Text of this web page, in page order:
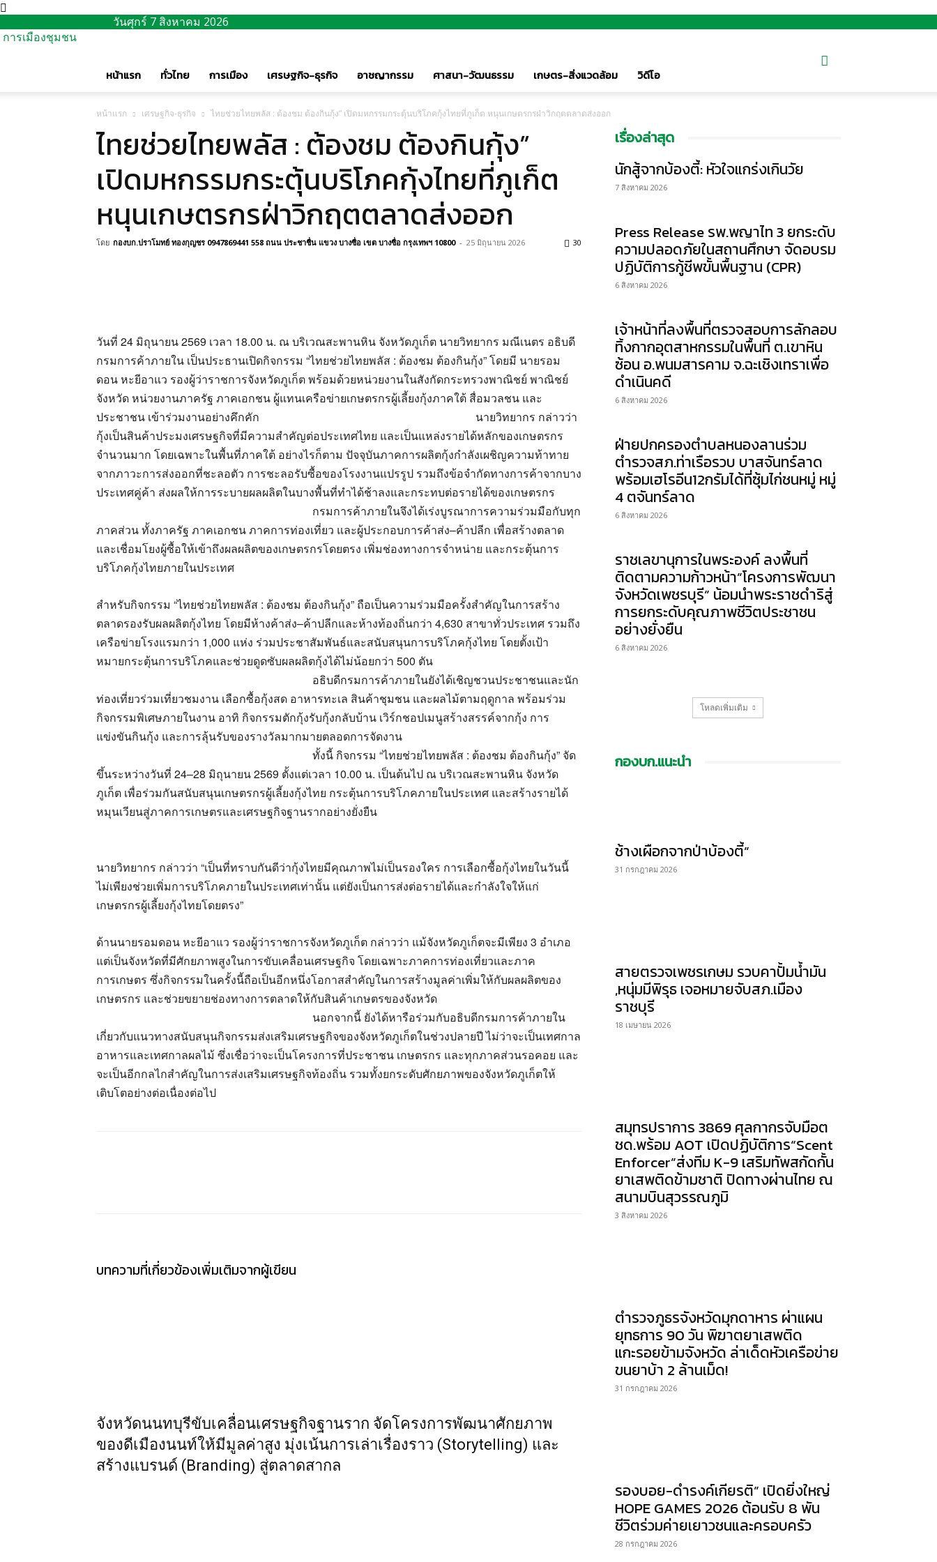
วันศุกร์ 7 สิงหาคม 2026
การเมืองชุมชน
หน้าแรก ทั่วไทย การเมือง เศรษฐกิจ-ธุรกิจ อาชญากรรม ศาสนา-วัฒนธรรม เกษตร-สิ่งแวดล้อม วิดีโอ
หน้าแรก เศรษฐกิจ-ธุรกิจ ไทยช่วยไทยพลัส : ต้องชม ต้องกินกุ้ง” เปิดมหกรรมกระตุ้นบริโภคกุ้งไทยที่ภูเก็ต หนุนเกษตรกรฝ่าวิกฤตตลาดส่งออก
ไทยช่วยไทยพลัส : ต้องชม ต้องกินกุ้ง”
เปิดมหกรรมกระตุ้นบริโภคกุ้งไทยที่ภูเก็ต
หนุนเกษตรกรฝ่าวิกฤตตลาดส่งออก
โดย กองบก.ปราโมทย์ ทองกุญชร 0947869441 558 ถนน ประชาชื่น แขวง บางซื่อ เขต บางซื่อ กรุงเทพฯ 10800 - 25 มิถุนายน 2026 30
วันที่ 24 มิถุนายน 2569 เวลา 18.00 น. ณ บริเวณสะพานหิน จังหวัดภูเก็ต นายวิทยากร มณีเนตร อธิบดี
กรมการค้าภายใน เป็นประธานเปิดกิจกรรม “ไทยช่วยไทยพลัส : ต้องชม ต้องกินกุ้ง” โดยมี นายรอม
ดอน หะยีอาแว รองผู้ว่าราชการจังหวัดภูเก็ต พร้อมด้วยหน่วยงานในสังกัดกระทรวงพาณิชย์ พาณิชย์
จังหวัด หน่วยงานภาครัฐ ภาคเอกชน ผู้แทนเครือข่ายเกษตรกรผู้เลี้ยงกุ้งภาคใต้ สื่อมวลชน และ
ประชาชน เข้าร่วมงานอย่างคึกคัก
นายวิทยากร กล่าวว่า
กุ้งเป็นสินค้าประมงเศรษฐกิจที่มีความสำคัญต่อประเทศไทย และเป็นแหล่งรายได้หลักของเกษตรกร
จำนวนมาก โดยเฉพาะในพื้นที่ภาคใต้ อย่างไรก็ตาม ปัจจุบันภาคการผลิตกุ้งกำลังเผชิญความท้าทาย
จากภาวะการส่งออกที่ชะลอตัว การชะลอรับซื้อของโรงงานแปรรูป รวมถึงข้อจำกัดทางการค้าจากบาง
ประเทศคู่ค้า ส่งผลให้การระบายผลผลิตในบางพื้นที่ทำได้ช้าลงและกระทบต่อรายได้ของเกษตรกร
กรมการค้าภายในจึงได้เร่งบูรณาการความร่วมมือกับทุก
ภาคส่วน ทั้งภาครัฐ ภาคเอกชน ภาคการท่องเที่ยว และผู้ประกอบการค้าส่ง–ค้าปลีก เพื่อสร้างตลาด
และเชื่อมโยงผู้ซื้อให้เข้าถึงผลผลิตของเกษตรกรโดยตรง เพิ่มช่องทางการจำหน่าย และกระตุ้นการ
บริโภคกุ้งไทยภายในประเทศ
สำหรับกิจกรรม “ไทยช่วยไทยพลัส : ต้องชม ต้องกินกุ้ง” ถือเป็นความร่วมมือครั้งสำคัญในการสร้าง
ตลาดรองรับผลผลิตกุ้งไทย โดยมีห้างค้าส่ง–ค้าปลีกและห้างท้องถิ่นกว่า 4,630 สาขาทั่วประเทศ รวมถึง
เครือข่ายโรงแรมกว่า 1,000 แห่ง ร่วมประชาสัมพันธ์และสนับสนุนการบริโภคกุ้งไทย โดยตั้งเป้า
หมายกระตุ้นการบริโภคและช่วยดูดซับผลผลิตกุ้งได้ไม่น้อยกว่า 500 ตัน
อธิบดีกรมการค้าภายในยังได้เชิญชวนประชาชนและนัก
ท่องเที่ยวร่วมเที่ยวชมงาน เลือกซื้อกุ้งสด อาหารทะเล สินค้าชุมชน และผลไม้ตามฤดูกาล พร้อมร่วม
กิจกรรมพิเศษภายในงาน อาทิ กิจกรรมตักกุ้งรับกุ้งกลับบ้าน เวิร์กชอปเมนูสร้างสรรค์จากกุ้ง การ
แข่งขันกินกุ้ง และการลุ้นรับของรางวัลมากมายตลอดการจัดงาน
ทั้งนี้ กิจกรรม “ไทยช่วยไทยพลัส : ต้องชม ต้องกินกุ้ง” จัด
ขึ้นระหว่างวันที่ 24–28 มิถุนายน 2569 ตั้งแต่เวลา 10.00 น. เป็นต้นไป ณ บริเวณสะพานหิน จังหวัด
ภูเก็ต เพื่อร่วมกันสนับสนุนเกษตรกรผู้เลี้ยงกุ้งไทย กระตุ้นการบริโภคภายในประเทศ และสร้างรายได้
หมุนเวียนสู่ภาคการเกษตรและเศรษฐกิจฐานรากอย่างยั่งยืน
นายวิทยากร กล่าวว่า “เป็นที่ทราบกันดีว่ากุ้งไทยมีคุณภาพไม่เป็นรองใคร การเลือกซื้อกุ้งไทยในวันนี้
ไม่เพียงช่วยเพิ่มการบริโภคภายในประเทศเท่านั้น แต่ยังเป็นการส่งต่อรายได้และกำลังใจให้แก่
เกษตรกรผู้เลี้ยงกุ้งไทยโดยตรง”
ด้านนายรอมดอน หะยีอาแว รองผู้ว่าราชการจังหวัดภูเก็ต กล่าวว่า แม้จังหวัดภูเก็ตจะมีเพียง 3 อำเภอ
แต่เป็นจังหวัดที่มีศักยภาพสูงในการขับเคลื่อนเศรษฐกิจ โดยเฉพาะภาคการท่องเที่ยวและภาค
การเกษตร ซึ่งกิจกรรมในครั้งนี้ถือเป็นอีกหนึ่งโอกาสสำคัญในการสร้างมูลค่าเพิ่มให้กับผลผลิตของ
เกษตรกร และช่วยขยายช่องทางการตลาดให้กับสินค้าเกษตรของจังหวัด
นอกจากนี้ ยังได้หารือร่วมกับอธิบดีกรมการค้าภายใน
เกี่ยวกับแนวทางสนับสนุนกิจกรรมส่งเสริมเศรษฐกิจของจังหวัดภูเก็ตในช่วงปลายปี ไม่ว่าจะเป็นเทศกาล
อาหารและเทศกาลผลไม้ ซึ่งเชื่อว่าจะเป็นโครงการที่ประชาชน เกษตรกร และทุกภาคส่วนรอคอย และ
จะเป็นอีกกลไกสำคัญในการส่งเสริมเศรษฐกิจท้องถิ่น รวมทั้งยกระดับศักยภาพของจังหวัดภูเก็ตให้
เติบโตอย่างต่อเนื่องต่อไป
บทความที่เกี่ยวข้องเพิ่มเติมจากผู้เขียน
จังหวัดนนทบุรีขับเคลื่อนเศรษฐกิจฐานราก จัดโครงการพัฒนาศักยภาพ
ของดีเมืองนนท์ให้มีมูลค่าสูง มุ่งเน้นการเล่าเรื่องราว (Storytelling) และ
สร้างแบรนด์ (Branding) สู่ตลาดสากล
เรื่องล่าสุด
นักสู้จากบ้องตี้: หัวใจแกร่งเกินวัย
7 สิงหาคม 2026
Press Release รพ.พญาไท 3 ยกระดับ
ความปลอดภัยในสถานศึกษา จัดอบรม
ปฏิบัติการกู้ชีพขั้นพื้นฐาน (CPR)
6 สิงหาคม 2026
เจ้าหน้าที่ลงพื้นที่ตรวจสอบการลักลอบ
ทิ้งกากอุตสาหกรรมในพื้นที่ ต.เขาหิน
ซ้อน อ.พนมสารคาม จ.ฉะเชิงเทราเพื่อ
ดำเนินคดี
6 สิงหาคม 2026
ฝ่ายปกครองตำบลหนองลานร่วม
ตำรวจสภ.ท่าเรือรวบ บาสจันทร์ลาด
พร้อมเฮโรอีน12กรัมได้ที่ซุ้มไก่ชนหมู่ หมู่
4 ตจันทร์ลาด
6 สิงหาคม 2026
ราชเลขานุการในพระองค์ ลงพื้นที่
ติดตามความก้าวหน้า”โครงการพัฒนา
จังหวัดเพชรบุรี” น้อมนำพระราชดำริสู่
การยกระดับคุณภาพชีวิตประชาชน
อย่างยั่งยืน
6 สิงหาคม 2026
โหลดเพิ่มเติม
กองบก.แนะนำ
ช้างเผือกจากป่าบ้องตี้”
31 กรกฎาคม 2026
สายตรวจเพชรเกษม รวบคาปั้มน้ำมัน
,หนุ่มมีพิรุธ เจอหมายจับสภ.เมือง
ราชบุรี
18 เมษายน 2026
สมุทรปราการ 3869 ศุลกากรจับมือต
ชด.พร้อม AOT เปิดปฏิบัติการ“Scent
Enforcer”ส่งทีม K-9 เสริมทัพสกัดกั้น
ยาเสพติดข้ามชาติ ปิดทางผ่านไทย ณ
สนามบินสุวรรณภูมิ
3 สิงหาคม 2026
ตำรวจภูธรจังหวัดมุกดาหาร ผ่าแผน
ยุทธการ 90 วัน พิฆาตยาเสพติด
แกะรอยข้ามจังหวัด ล่าเด็ดหัวเครือข่าย
ขนยาบ้า 2 ล้านเม็ด!
31 กรกฎาคม 2026
รองบอย-ดำรงค์เกียรติ” เปิดยิ่งใหญ่
HOPE GAMES 2026 ต้อนรับ 8 พัน
ชีวิตร่วมค่ายเยาวชนและครอบครัว
28 กรกฎาคม 2026